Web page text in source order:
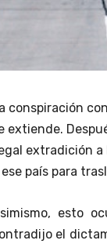
conspiración
extiende.
extradición a
ese país para
esto
el